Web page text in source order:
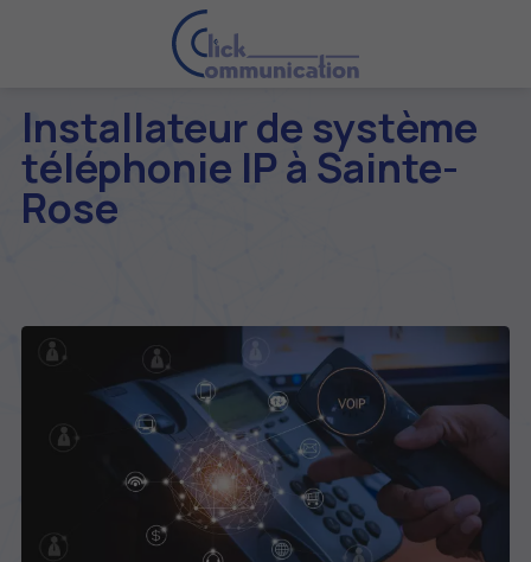
Installateur de système
téléphonie IP à Sainte-
Rose